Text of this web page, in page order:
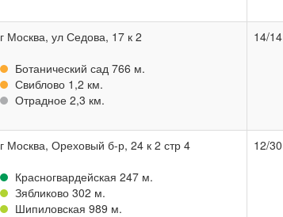
г Москва, ул Седова, 17 к 2
Ботанический сад 766 м.
Свиблово 1,2 км.
Отрадное 2,3 км.
14/14
г Москва, Ореховый б-р, 24 к 2 стр 4
Красногвардейская 247 м.
Зябликово 302 м.
Шипиловская 989 м.
12/30